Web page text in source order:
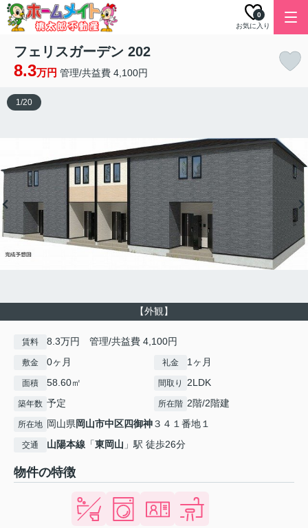
お気に入り
0
フェリスガーデン 202
8.3万円 管理/共益費 4,100円
【外観】
1/20
賃料 8.3万円 管理/共益費 4,100円
敷金 0ヶ月 礼金 1ヶ月
面積 58.60㎡ 間取り 2LDK
築年数 予定 所在階 2階/2階建
所在地 岡山県岡山市中区四御神３４１番地１
交通 山陽本線 「東岡山 」駅 徒歩26分
物件の特徴